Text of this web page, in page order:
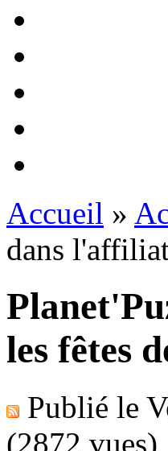
Accueil »
dans
les fêtes
Publié le
(2872 vues)